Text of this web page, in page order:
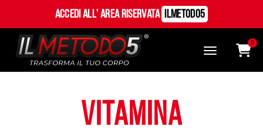
Accedi all' Area Riservata ILMetodo5
0
vitamina